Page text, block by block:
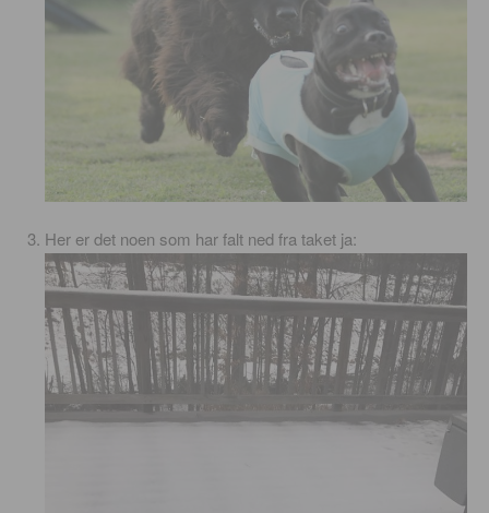
Her er det noen som har falt ned fra taket ja: